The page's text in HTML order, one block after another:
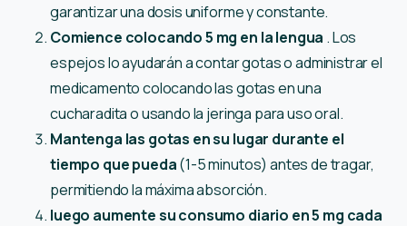
garantizar una dosis uniforme y constante.
Comience colocando 5 mg en la lengua . Los
espejos lo ayudarán a contar gotas o administrar el
medicamento colocando las gotas en una
cucharadita o usando la jeringa para uso oral.
Mantenga las gotas en su lugar durante el
tiempo que pueda(1-5 minutos) antes de tragar,
permitiendo la máxima absorción.
luego aumente su consumo diario en 5 mg cada